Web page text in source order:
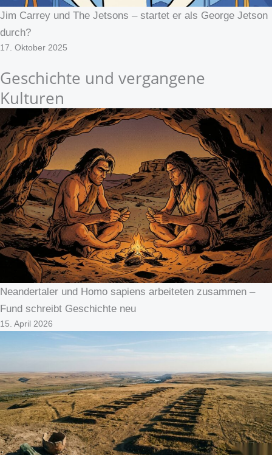
Jim Carrey und The Jetsons – startet er als George Jetson
durch?
17. Oktober 2025
Geschichte und vergangene
Kulturen
Neandertaler und Homo sapiens arbeiteten zusammen –
Fund schreibt Geschichte neu
15. April 2026